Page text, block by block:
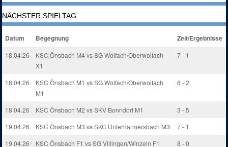
NÄCHSTER SPIELTAG
Datum Begegnung Zeit/Ergebnisse
18.04.26
KSC Önsbach M4 vs SG Wolfach/Oberwolfach
X1
7 - 1
18.04.26
KSC Önsbach M1 vs SG Wolfach/Oberwolfach
M1
6 - 2
18.04.26 KSC Önsbach M2 vs SKV Bonndorf M1
3 - 5
19.04.26
KSC Önsbach M3 vs SKC Unterharmersbach M3
7 - 1
19.04.26
KSC Önsbach F1 vs SG Villingen/Winzeln F1
8 - 0